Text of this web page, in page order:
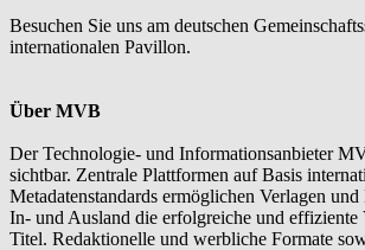
Besuchen Sie uns am deutschen
internationalen Pavillon.
Über MVB
Der Technologie- und Informationsanbieter
sichtbar. Zentrale Plattformen auf Basis
Metadatenstandards ermöglichen Verlagen
In- und Ausland die erfolgreiche und effiziente
Titel. Redaktionelle und werbliche Formate